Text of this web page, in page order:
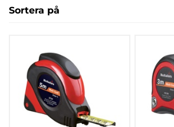
Sortera på